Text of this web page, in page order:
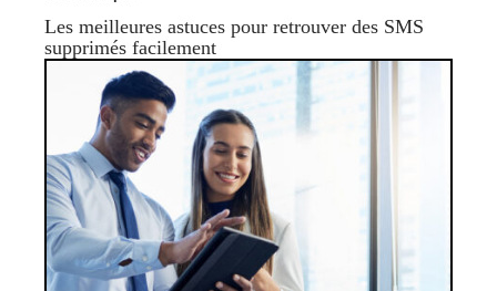
Les meilleures astuces pour retrouver des SMS
supprimés facilement